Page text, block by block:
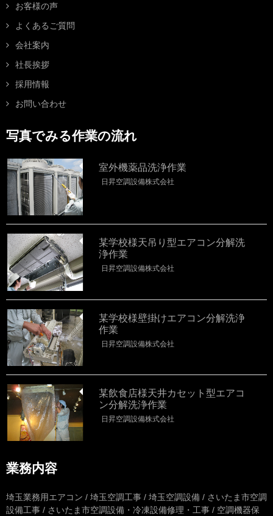
お客様の声
よくあるご質問
会社案内
社長挨拶
採用情報
お問い合わせ
写真でみる作業の流れ
室外機薬品洗浄作業
日昇空調設備株式会社
某学校様天吊り型エアコン分解洗
浄作業
日昇空調設備株式会社
某学校様壁掛けエアコン分解洗浄
作業
日昇空調設備株式会社
某飲食店様天井カセット型エアコ
ン分解洗浄作業
日昇空調設備株式会社
業務内容
埼玉業務用エアコン / 埼玉空調工事 / 埼玉空調設備 / さいたま市空調
設備工事 / さいたま市空調設備・冷凍設備修理・工事 / 空調機器保